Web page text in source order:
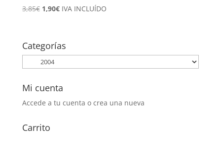
3,85€ El
era:
3,85€.
1,90€El
es:
1,90€.
IVA INCLUÍDO
Categorías
Mi cuenta
Accede a tu cuenta o crea una nueva
Carrito